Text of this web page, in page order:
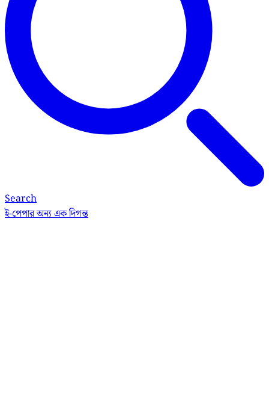
Search
ই-পেপারঅন্য এক দিগন্ত